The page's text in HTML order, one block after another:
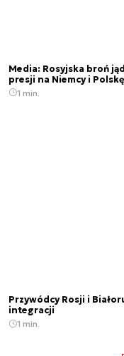
Media: Rosyjska broń
presji na Niemcy i
1 min.
Przywódcy Rosji i
integracji
1 min.